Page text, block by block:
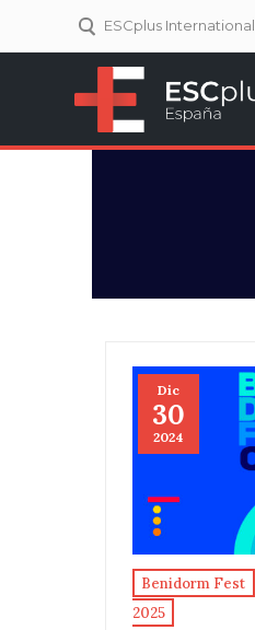
ESCplus International
Dic
30
2024
Benidorm Fest
2025